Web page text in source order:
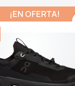
¡EN OFERTA!